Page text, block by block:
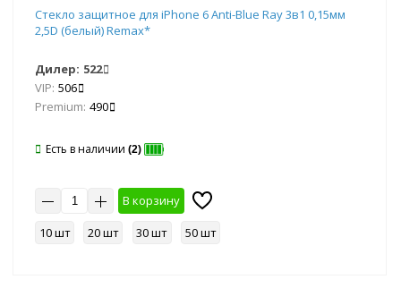
Стекло защитное для iPhone 6 Anti-Blue Ray 3в1 0,15мм
2,5D (белый) Remax*
Дилер: 522
VIP: 506
Premium: 490
Есть в наличии (2)
В корзину
10 шт
20 шт 30 шт 50 шт